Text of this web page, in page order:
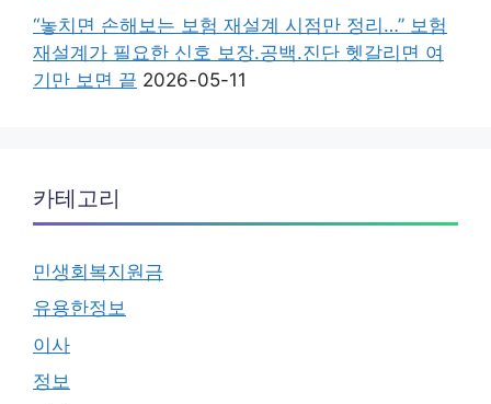
“놓치면 손해보는 보험 재설계 시점만 정리…” 보험
재설계가 필요한 신호 보장.공백.진단 헷갈리면 여
기만 보면 끝 2026-05-11
카테고리
민생회복지원금
유용한정보
이사
정보